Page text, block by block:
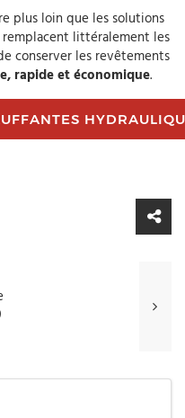
plus loin que les solutions
remplacent littéralement les
conserver les revêtements
rapide et économique.